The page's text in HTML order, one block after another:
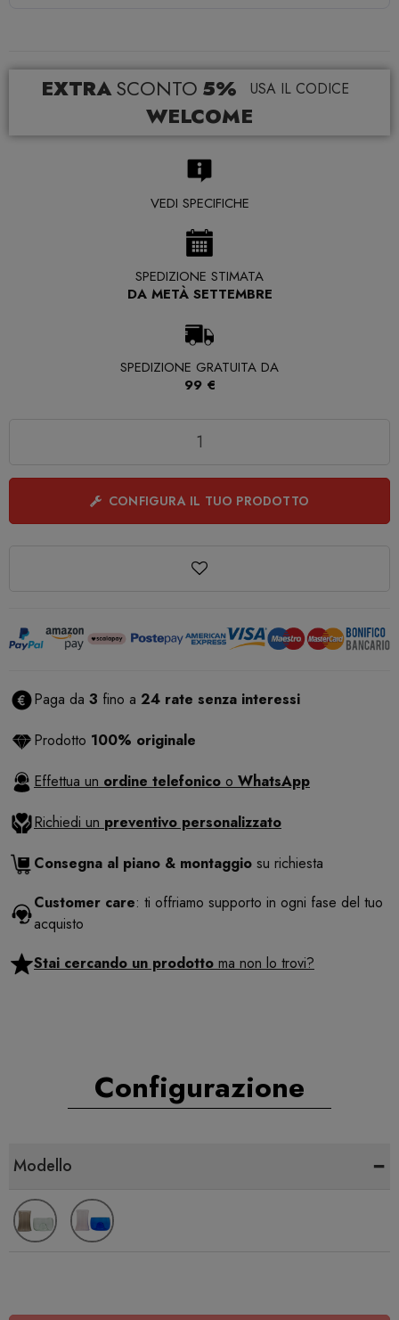
EXTRASCONTO 5% USA IL CODICE
WELCOME
VEDI SPECIFICHE
SPEDIZIONE STIMATA
DA METÀ SETTEMBRE
SPEDIZIONE GRATUITA DA
99 €
CONFIGURA IL TUO PRODOTTO
Paga da 3 fino a 24 rate senza interessi
Prodotto 100% originale
Effettua un ordine telefonico o WhatsApp
Richiedi un preventivo personalizzato
Consegna al piano & montaggio su richiesta
Customer care: ti offriamo supporto in ogni fase del tuo
acquisto
Stai cercando un prodotto ma non lo trovi?
Configurazione
Modello -